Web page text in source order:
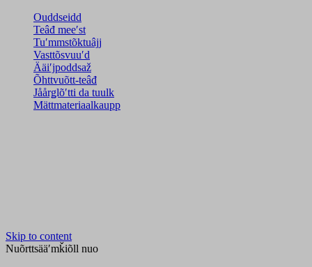
Ouddseidd
Teâđ meeʹst
Tuʹmmstõktuâjj
Vasttõsvuuʹd
Ääiʹjpoddsaž
Õhttvuõtt-teâđ
Jåårǥlõʹtti da tuulk
Mättmateriaalkaupp
Skip to content
Nuõrttsääʹmǩiõll nuo